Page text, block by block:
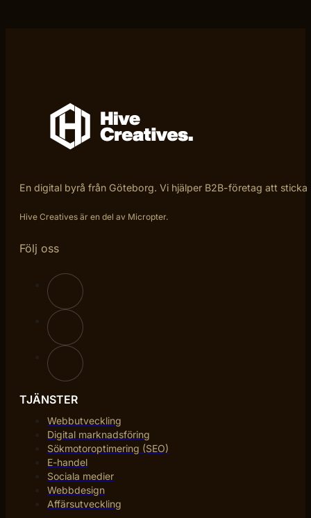
En digital byrå från Göteborg. Vi hjälper B2B-företag att
Hive Creatives är en del av Micropter.
Följ oss
TJÄNSTER
Webbutveckling
Digital marknadsföring
Sökmotoroptimering (SEO)
E-handel
Sociala medier
Webbdesign
Affärsutveckling